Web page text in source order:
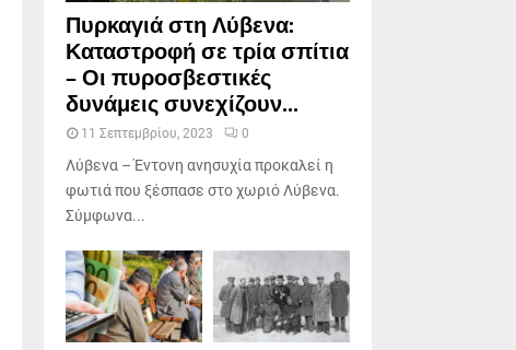
Πυρκαγιά στη Λύβενα:
Καταστροφή σε τρία σπίτια
– Οι πυροσβεστικές
δυνάμεις συνεχίζουν...
11 Σεπτεμβρίου, 2023 0
Λύβενα – Έντονη ανησυχία προκαλεί η
φωτιά που ξέσπασε στο χωριό Λύβενα.
Σύμφωνα...